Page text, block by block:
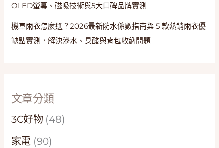
OLED螢幕、磁吸技術與5大口碑品牌實測
機車雨衣怎麼選？2026最新防水係數指南與 5 款熱銷雨衣優
缺點實測，解決滲水、臭酸與背包收納問題
文章分類
3C好物 (48)
家電 (90)